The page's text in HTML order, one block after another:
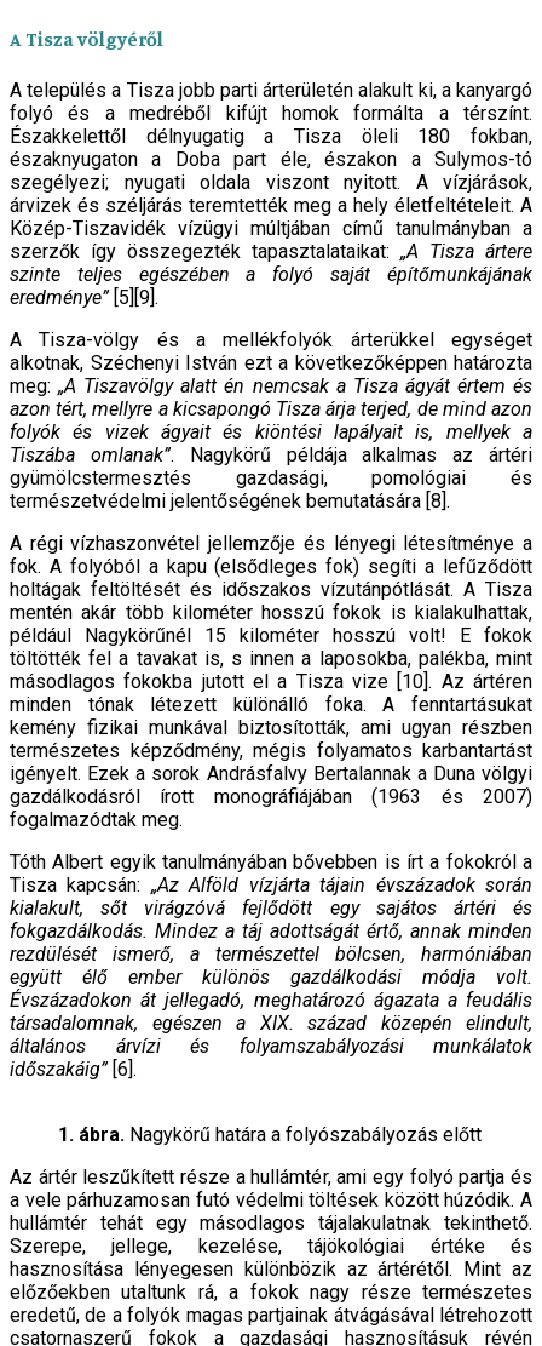
A Tisza völgyéről
A település a Tisza jobb parti árterületén alakult ki, a kanyargó
folyó és a medréből kifújt homok formálta a térszínt.
Északkelettől délnyugatig a Tisza öleli 180 fokban,
északnyugaton a Doba part éle, északon a Sulymos-tó
szegélyezi; nyugati oldala viszont nyitott. A vízjárások,
árvizek és széljárás teremtették meg a hely életfeltételeit. A
Közép-Tiszavidék vízügyi múltjában című tanulmányban a
szerzők így összegezték tapasztalataikat: „A Tisza ártere
szinte teljes egészében a folyó saját építőmunkájának
eredménye”[5][9].
A Tisza-völgy és a mellékfolyók árterükkel egységet
alkotnak, Széchenyi István ezt a következőképpen határozta
meg:„A Tiszavölgy alatt én nemcsak a Tisza ágyát értem és
azon tért, mellyre a kicsapongó Tisza árja terjed, de mind azon
folyók és vizek ágyait és kiöntési lapályait is, mellyek a
Tiszába omlanak”. Nagykörű példája alkalmas az ártéri
gyümölcstermesztés gazdasági, pomológiai és
természetvédelmi jelentőségének bemutatására [8].
A régi vízhaszonvétel jellemzője és lényegi létesítménye a
fok. A folyóból a kapu (elsődleges fok) segíti a lefűződött
holtágak feltöltését és időszakos vízutánpótlását. A Tisza
mentén akár több kilométer hosszú fokok is kialakulhattak,
például Nagykörűnél 15 kilométer hosszú volt! E fokok
töltötték fel a tavakat is, s innen a laposokba, palékba, mint
másodlagos fokokba jutott el a Tisza vize [10]. Az ártéren
minden tónak létezett különálló foka. A fenntartásukat
kemény fizikai munkával biztosították, ami ugyan részben
természetes képződmény, mégis folyamatos karbantartást
igényelt. Ezek a sorok Andrásfalvy Bertalannak a Duna völgyi
gazdálkodásról írott monográfiájában (1963 és 2007)
fogalmazódtak meg.
Tóth Albert egyik tanulmányában bővebben is írt a fokokról a
Tisza kapcsán: „Az Alföld vízjárta tájain évszázadok során
kialakult, sőt virágzóvá fejlődött egy sajátos ártéri és
fokgazdálkodás. Mindez a táj adottságát értő, annak minden
rezdülését ismerő, a természettel bölcsen, harmóniában
együtt élő ember különös gazdálkodási módja volt.
Évszázadokon át jellegadó, meghatározó ágazata a feudális
társadalomnak, egészen a XIX. század közepén elindult,
általános árvízi és folyamszabályozási munkálatok
időszakáig”[6].
1. ábra. Nagykörű határa a folyószabályozás előtt
Az ártér leszűkített része a hullámtér, ami egy folyó partja és
a vele párhuzamosan futó védelmi töltések között húzódik. A
hullámtér tehát egy másodlagos tájalakulatnak tekinthető.
Szerepe, jellege, kezelése, tájökológiai értéke és
hasznosítása lényegesen különbözik az ártérétől. Mint az
előzőekben utaltunk rá, a fokok nagy része természetes
eredetű, de a folyók magas partjainak átvágásával létrehozott
csatornaszerű fokok a gazdasági hasznosításuk révén